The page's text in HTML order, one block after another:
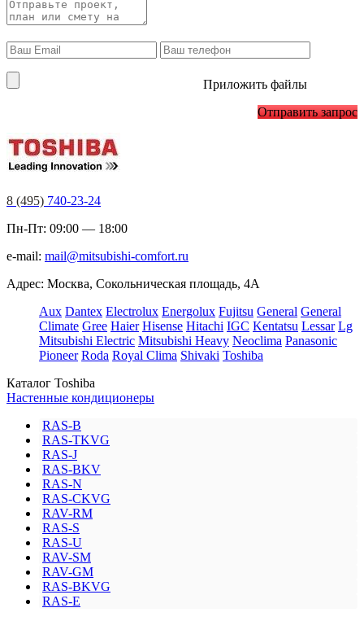
Приложить файлы
Отправить запрос
8 (495) 740-23-24
Пн-Пт: 09:00 — 18:00
e-mail: mail@mitsubishi-comfort.ru
Адрес: Москва, Сокольническая площадь, 4А
Aux Dantex Electrolux Energolux Fujitsu General General
Climate Gree Haier Hisense Hitachi IGC Kentatsu Lessar Lg
Mitsubishi Electric Mitsubishi Heavy Neoclima Panasonic
Pioneer Roda Royal Clima Shivaki Toshiba
Каталог Toshiba
Настенные кондиционеры
RAS-B
RAS-TKVG
RAS-J
RAS-BKV
RAS-N
RAS-CKVG
RAV-RM
RAS-S
RAS-U
RAV-SM
RAV-GM
RAS-BKVG
RAS-E